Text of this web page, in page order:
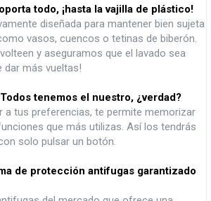
todo, ¡hasta la vajilla de plástico!
diseñada para mantener bien sujeta
vasos, cuencos o tetinas de biberón.
y aseguramos que el lavado sea
dar más vueltas!
tenemos el nuestro, ¿verdad?
a tus preferencias, te permite memorizar
que más utilizas. Así los tendrás
solo pulsar un botón.
de protección antifugas garantizado